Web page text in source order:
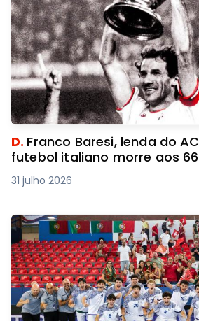
D. Franco Baresi, lenda do
futebol italiano morre aos
31 julho 2026